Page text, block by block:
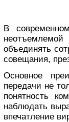
В
объединять
совещания,
Основное
передачи не
понятность
наблюдать
впечатление